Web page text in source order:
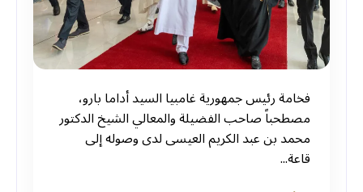
فخامة رئيس جمهورية غامبيا السيد أداما بارو،
مصطحباً صاحب الفضيلة والمعالي الشيخ الدكتور
محمد بن عبد الكريم العيسى لدى وصوله إلى
قاعة...